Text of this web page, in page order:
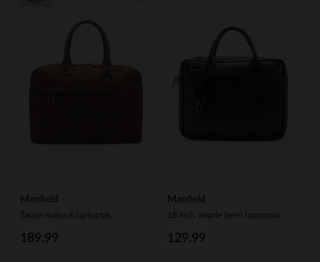
Manfield
Taupe nubuck laptoptas
189.99
Manfield
18 inch zwarte leren laptoptas
129.99